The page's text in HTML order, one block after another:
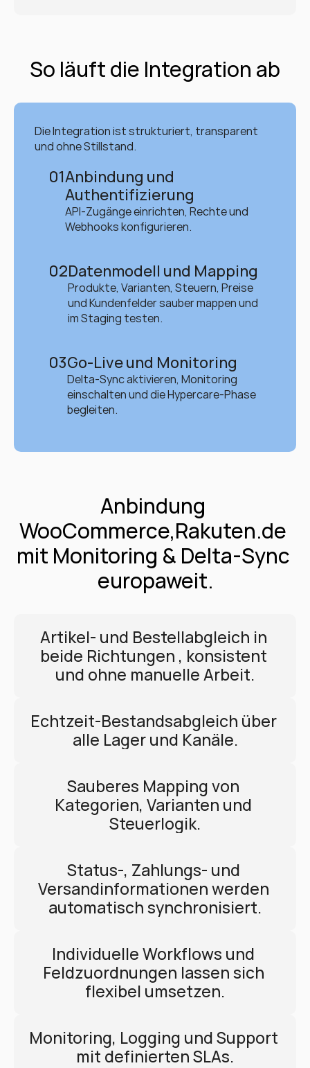
So läuft die Integration ab
Die Integration ist strukturiert, transparent
und ohne Stillstand.
01Anbindung und
Authentifizierung
API-Zugänge einrichten, Rechte und
Webhooks konfigurieren.
02Datenmodell und Mapping
Produkte, Varianten, Steuern, Preise
und Kundenfelder sauber mappen und
im Staging testen.
03Go-Live und Monitoring
Delta-Sync aktivieren, Monitoring
einschalten und die Hypercare-Phase
begleiten.
Anbindung
WooCommerce,Rakuten.de
mit Monitoring & Delta-Sync
europaweit.
Artikel- und Bestellabgleich in
beide Richtungen , konsistent
und ohne manuelle Arbeit.
Echtzeit-Bestandsabgleich über
alle Lager und Kanäle.
Sauberes Mapping von
Kategorien, Varianten und
Steuerlogik.
Status-, Zahlungs- und
Versandinformationen werden
automatisch synchronisiert.
Individuelle Workflows und
Feldzuordnungen lassen sich
flexibel umsetzen.
Monitoring, Logging und Support
mit definierten SLAs.